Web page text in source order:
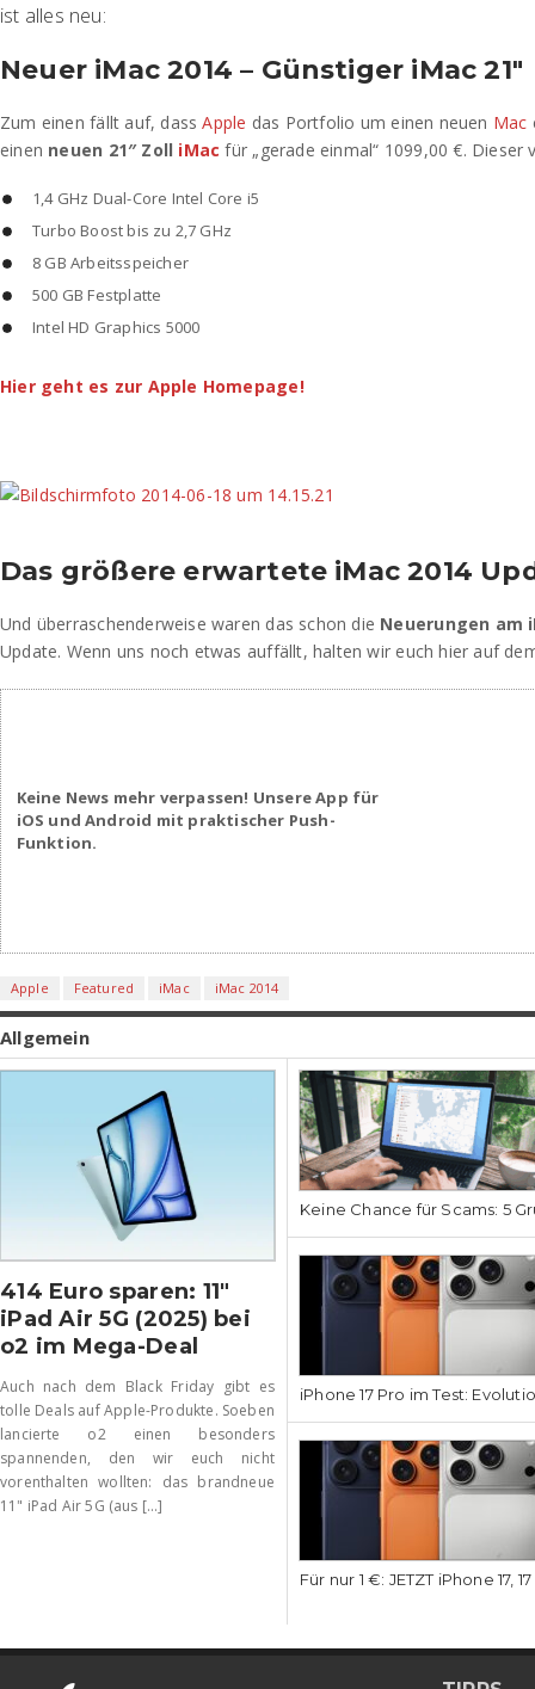
ist alles neu:
Neuer iMac 2014 – Günstiger iMac 21″
Zum einen fällt auf, dassApple das Portfolio um einen neuen Mac
einen neuen 21″ Zoll iMac für „gerade einmal“ 1099,00 €. Dieser
1,4 GHz Dual-Core Intel Core i5
Turbo Boost bis zu 2,7 GHz
8 GB Arbeitsspeicher
500 GB Festplatte
Intel HD Graphics 5000
Hier geht es zur Apple Homepage!
Das größere erwartete iMac 2014
Und überraschenderweise waren das schon die Neuerungen am
Update. Wenn uns noch etwas auffällt, halten wir euch hier auf
Keine News mehr verpassen! Unsere App für
iOS und Android mit praktischer Push-
Funktion.
Apple Featured iMac iMac 2014
Allgemein
414 Euro sparen: 11″
iPad Air 5G (2025) bei
o2 im Mega-Deal
Auch nach dem Black Friday gibt es
tolle Deals auf Apple-Produkte. Soeben
lancierte o2 einen besonders
spannenden, den wir euch nicht
vorenthalten wollten: das brandneue
11" iPad Air 5G (aus [...]
Keine Chance für Scams: 5
iPhone 17 Pro im Test:
Für nur 1 €: JETZT iPhone 17,